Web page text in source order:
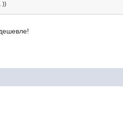
))